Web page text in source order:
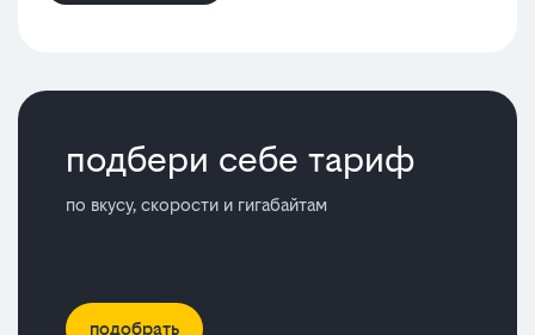
подбери себе тариф
по вкусу, скорости и гигабайтам
подобрать